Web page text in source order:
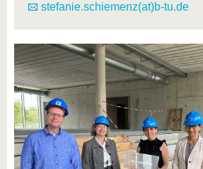
stefanie.schiemenz(at)b-tu.de